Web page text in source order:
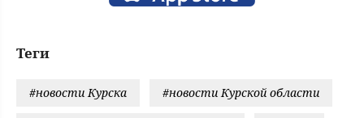
Теги
#новости Курска #новости Курской области